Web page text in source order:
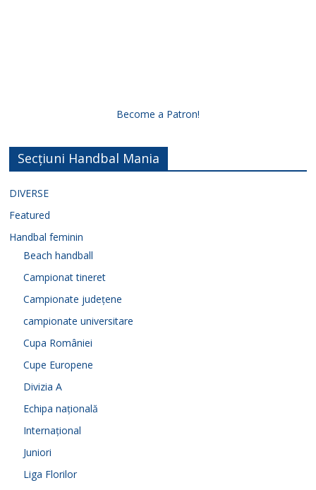
Become a Patron!
Secțiuni Handbal Mania
DIVERSE
Featured
Handbal feminin
Beach handball
Campionat tineret
Campionate județene
campionate universitare
Cupa României
Cupe Europene
Divizia A
Echipa națională
Internațional
Juniori
Liga Florilor